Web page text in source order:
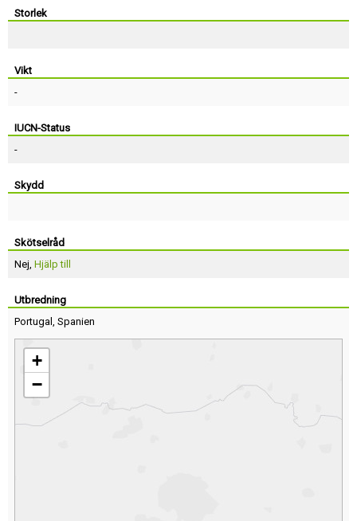
Storlek
Vikt
-
IUCN-Status
-
Skydd
Skötselråd
Nej, Hjälp till
Utbredning
Portugal , Spanien
+
−